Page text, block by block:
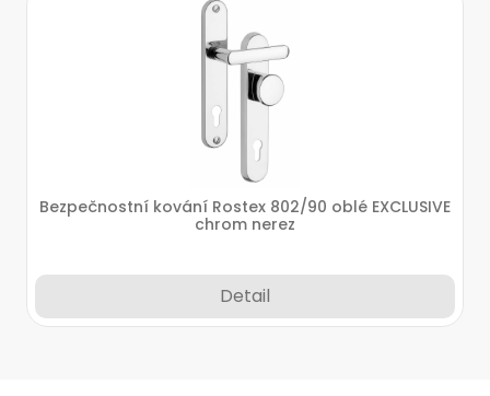
Bezpečnostní kování Rostex 802/90 oblé EXCLUSIVE
chrom nerez
Detail